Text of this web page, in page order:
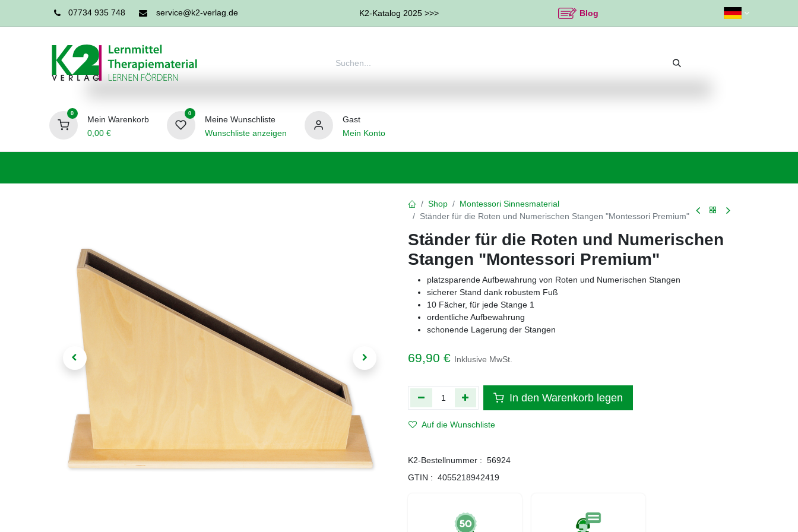
07734 935 748 service@k2-verlag.de K2-Katalog 2025 >>> Blog
0
Mein Warenkorb
0,00€
0
Meine Wunschliste
Wunschliste anzeigen
Gast
Mein Konto
Shop
Montessori Sinnesmaterial
Ständer für die Roten und Numerischen Stangen "Montessori Premium"
Ständer für die Roten und Numerischen
Stangen "Montessori Premium"
platzsparende Aufbewahrung von Roten und Numerischen Stangen
sicherer Stand dank robustem Fuß
10 Fächer, für jede Stange 1
ordentliche Aufbewahrung
schonende Lagerung der Stangen
69,90 € Inklusive MwSt.
In den Warenkorb legen
Auf die Wunschliste
K2-Bestellnummer : 56924
GTIN : 4055218942419